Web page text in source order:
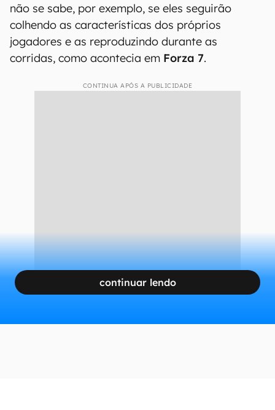
não se sabe, por exemplo, se eles seguirão
colhendo as características dos próprios
jogadores e as reproduzindo durante as
corridas, como acontecia em Forza 7.
CONTINUA APÓS A PUBLICIDADE
continuar lendo